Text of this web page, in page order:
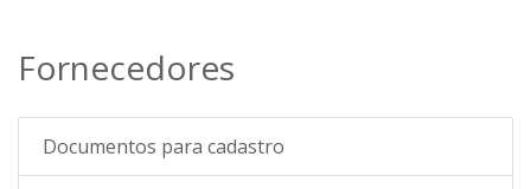
Fornecedores
Documentos para cadastro